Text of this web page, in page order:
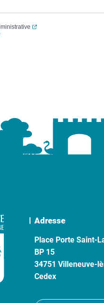
(ouverture dans un
dans un nouvel onglet)
Adresse
Place Porte Saint-
BP 15
34751 Villeneuve-
Cedex